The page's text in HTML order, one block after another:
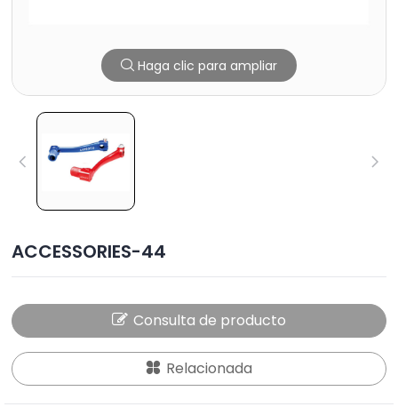
Haga clic para ampliar
ACCESSORIES-44
Consulta de producto
Relacionada